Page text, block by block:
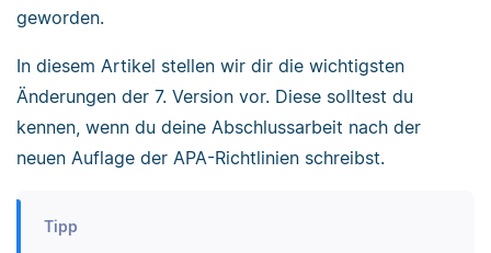
geworden.
In diesem Artikel stellen wir dir die wichtigsten
Änderungen der 7. Version vor. Diese solltest du
kennen, wenn du deine Abschlussarbeit nach der
neuen Auflage der APA-Richtlinien schreibst.
Tipp